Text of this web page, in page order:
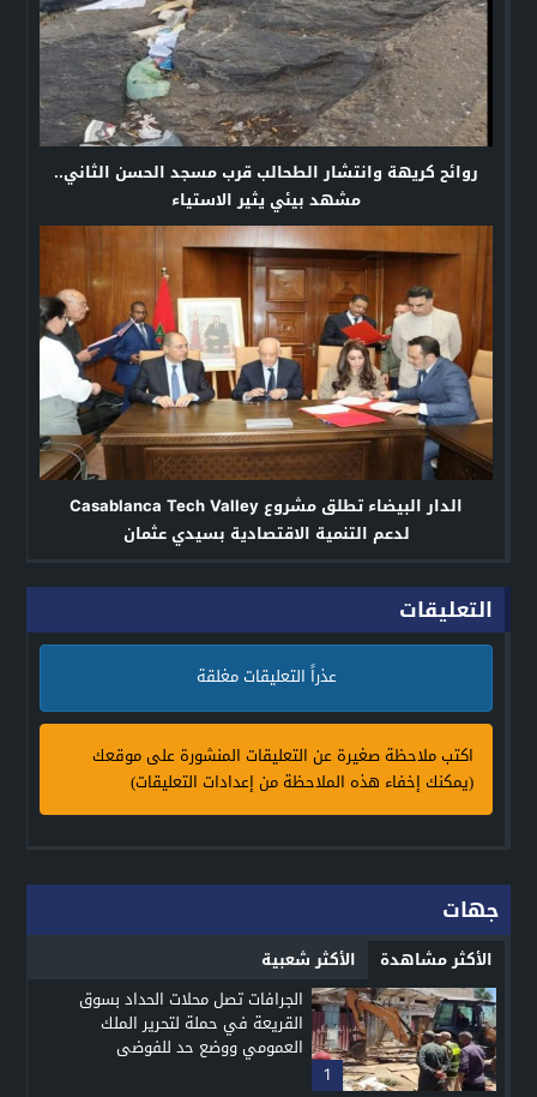
روائح كريهة وانتشار الطحالب قرب مسجد الحسن الثاني..
مشهد بيئي يثير الاستياء
الدار البيضاء تطلق مشروع Casablanca Tech Valley
لدعم التنمية الاقتصادية بسيدي عثمان
التعليقات
عذراً التعليقات مغلقة
اكتب ملاحظة صغيرة عن التعليقات المنشورة على موقعك
(يمكنك إخفاء هذه الملاحظة من إعدادات التعليقات)
جهات
الأكثر مشاهدة الأكثر شعبية
1
الجرافات تصل محلات الحداد بسوق
القريعة في حملة لتحرير الملك
العمومي ووضع حد للفوضى